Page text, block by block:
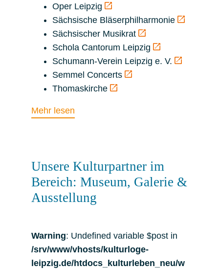
Oper Leipzig
Sächsische Bläserphilharmonie
Sächsischer Musikrat
Schola Cantorum Leipzig
Schumann-Verein Leipzig e. V.
Semmel Concerts
Thomaskirche
Mehr lesen
Unsere Kulturpartner im
Bereich: Museum, Galerie &
Ausstellung
Warning: Undefined variable $post in
/srv/www/vhosts/kulturloge-
leipzig.de/htdocs_kulturleben_neu/w